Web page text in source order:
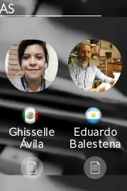
Ghisselle
Ávila
Eduardo
Balestena